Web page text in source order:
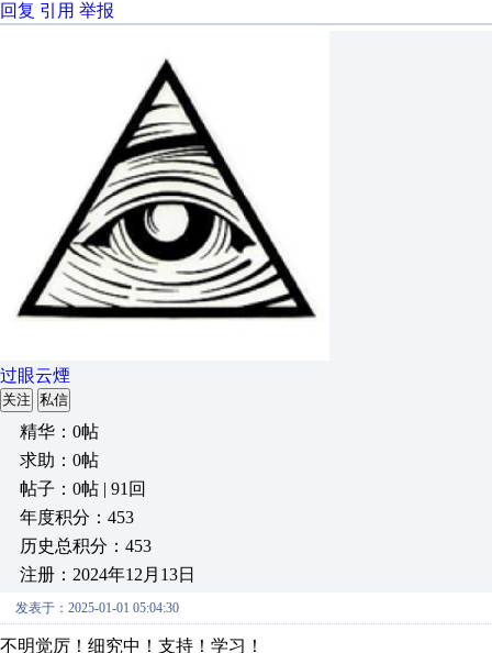
回复 引用 举报
过眼云煙
关注 私信
精华：0帖
求助：0帖
帖子：0帖 | 91回
年度积分：453
历史总积分：453
注册：2024年12月13日
发表于：2025-01-01 05:04:30
不明觉厉！细究中！支持！学习！